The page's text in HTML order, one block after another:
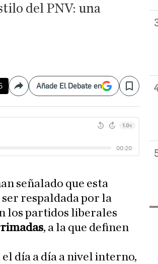
del PNV: una
CompartirAñade El Debate en Save
señalado que esta
respaldada por la
los partidos liberales
, a la que definen
día a día a nivel interno,